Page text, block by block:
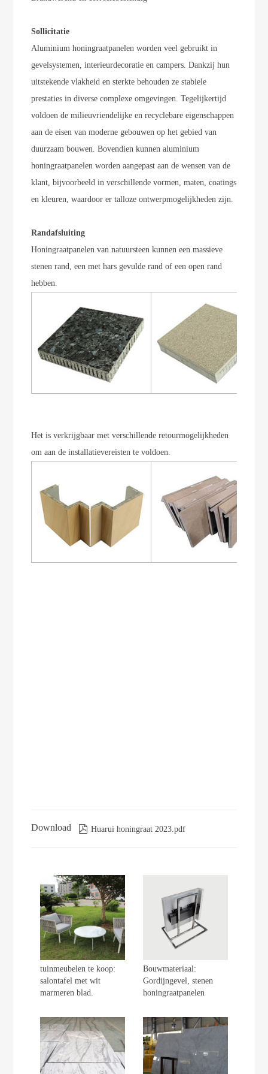
Sollicitatie
Aluminium honingraatpanelen worden veel gebruikt in
gevelsystemen, interieurdecoratie en campers. Dankzij hun
uitstekende vlakheid en sterkte behouden ze stabiele
prestaties in diverse complexe omgevingen. Tegelijkertijd
voldoen de milieuvriendelijke en recyclebare eigenschappen
aan de eisen van moderne gebouwen op het gebied van
duurzaam bouwen. Bovendien kunnen aluminium
honingraatpanelen worden aangepast aan de wensen van de
klant, bijvoorbeeld in verschillende vormen, maten, coatings
en kleuren, waardoor er talloze ontwerpmogelijkheden zijn.
Randafsluiting
Honingraatpanelen van natuursteen kunnen een massieve
stenen rand, een met hars gevulde rand of een open rand
hebben.
Het is verkrijgbaar met verschillende retourmogelijkheden
om aan de installatievereisten te voldoen.
Download  Huarui honingraat 2023.pdf
tuinmeubelen te koop:
salontafel met wit
marmeren blad.
Bouwmateriaal:
Gordijngevel, stenen
honingraatpanelen